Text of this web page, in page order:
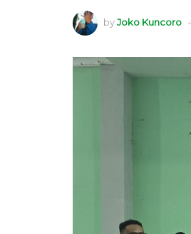
byJoko Kuncoro